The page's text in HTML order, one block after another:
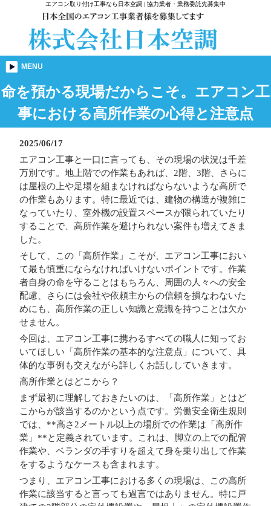
エアコン取り付け工事なら日本空調 | 協力業者・業務委託先募集中
MENU
命を預かる現場だからこそ。エアコン工
事における高所作業の心得と注意点
2025/06/17
エアコン工事と一口に言っても、その現場の状況は千差
万別です。地上階での作業もあれば、2階、3階、さらに
は屋根の上や足場を組まなければならないような高所で
の作業もあります。特に最近では、建物の構造が複雑に
なっていたり、室外機の設置スペースが限られていたり
することで、高所作業を避けられない案件も増えてきま
した。
そして、この「高所作業」こそが、エアコン工事におい
て最も慎重にならなければいけないポイントです。作業
者自身の命を守ることはもちろん、周囲の人々への安全
配慮、さらには会社や依頼主からの信頼を損なわないた
めにも、高所作業の正しい知識と意識を持つことは欠か
せません。
今回は、エアコン工事に携わるすべての職人に知ってお
いてほしい「高所作業の基本的な注意点」について、具
体的な事例も交えながら詳しくお話ししていきます。
高所作業とはどこから？
まず最初に理解しておきたいのは、「高所作業」とはど
こからが該当するのかという点です。労働安全衛生規則
では、**高さ2メートル以上の場所での作業は「高所作
業」**と定義されています。これは、脚立の上での配管
作業や、ベランダの手すりを超えて身を乗り出して作業
をするようなケースも含まれます。
つまり、エアコン工事における多くの現場は、この高所
作業に該当すると言っても過言ではありません。特に戸